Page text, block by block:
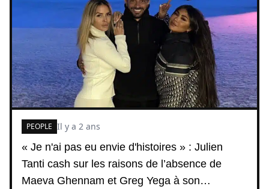
« Je n'ai pas eu envie d'histoires » : Julien
Tanti cash sur les raisons de l’absence de
Maeva Ghennam et Greg Yega à son
PEOPLE Il y a 2 ans